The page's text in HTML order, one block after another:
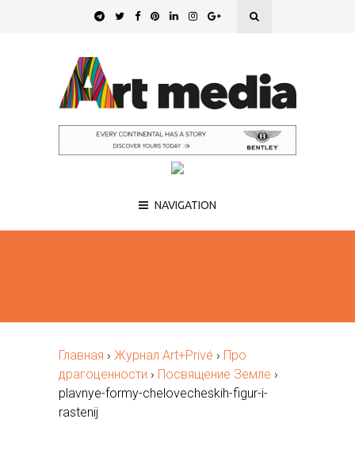
NAVIGATION
Главная › Журнал Art+Privé › Про
драгоценности › Посвящение Земле ›
plavnye-formy-chelovecheskih-figur-i-
rastenij